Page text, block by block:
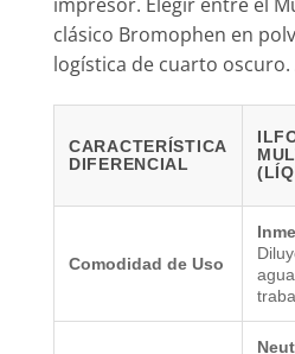
clásico Bromophen en
logística de cuarto oscuro.
CARACTERÍSTICA
DIFERENCIAL
Comodidad de Uso